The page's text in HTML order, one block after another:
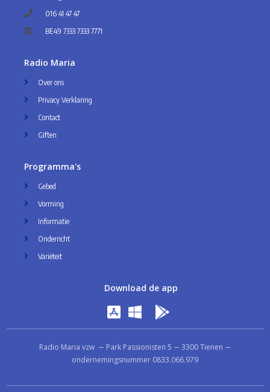
016 41 47 47
BE49 7333 7333 7771
Radio Maria
Over ons
Privacy Verklaring
Contact
Giften
Programma's
Gebed
Vorming
Informatie
Onderricht
Variëteit
Download de app
Radio Maria vzw ∼ Park Passionisten 5 ∼ 3300 Tienen ∼
ondernemingsnummer 0833.066.979